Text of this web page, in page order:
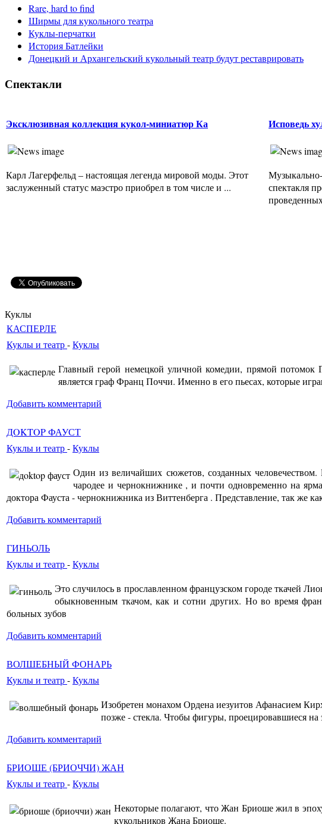
Rare, hard to find
Ширмы для кукольного театра
Куклы-перчатки
История Батлейки
Донецкий и Архангельский кукольный театр будут реставрировать
Спектакли
Эксклюзивная коллекция кукол-миниатюр Ка
Карл Лагерфельд – настоящая легенда мировой моды. Этот
заслуженный статус маэстро приобрел в том числе и ...
Исповедь
спектакля
Куклы
КАСПЕРЛЕ
Куклы и театр-Куклы
Главный герой немецкой уличной комедии, прямой потомок
является граф Франц Поччи. Именно в его пьесах, которые
Добавить комментарий
ДOKTOP ФАУСТ
Куклы и театр-Куклы
Один из величайших сюжетов, созданных
чародее и чернокнижнике , и почти одновременно на
доктора Фауста - чернокнижника из Виттенберга . Представление, так же
Добавить комментарий
ГИНЬОЛЬ
Куклы и театр-Куклы
Это случилось в прославленном французском городе ткачей
обыкновенным ткачом, как и сотни других. Но во время
больных зубов
Добавить комментарий
ВОЛШЕБНЫЙ ФОНАРЬ
Куклы и театр-Куклы
Изобретен монахом Ордена иезуитов Афанасием
позже - стекла. Чтобы фигуры, проецировавшиеся
Добавить комментарий
БРИОШЕ (БРИОЧЧИ) ЖАН
Куклы и театр-Куклы
Некоторые полагают, что Жан Бриоше жил в
кукольников Жана Бриоше.